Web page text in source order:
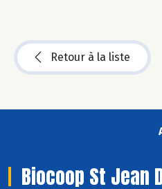
Retour à la liste
Biocoop St Jean